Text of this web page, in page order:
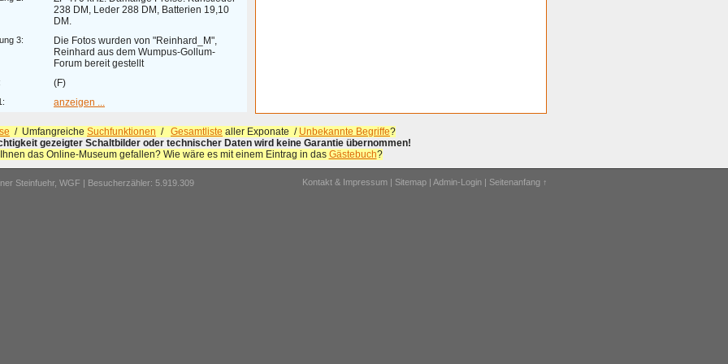
238 DM, Leder 288 DM, Batterien 19,10
DM.
3:
Die Fotos wurden von "Reinhard_M",
Reinhard aus dem Wumpus-Gollum-
Forum bereit gestellt
(F)
anzeigen ...
/ Umfangreiche Suchfunktionen / Gesamtliste aller Exponate / Unbekannte Begriffe?
gezeigter Schaltbilder oder technischer Daten wird keine Garantie übernommen!
das Online-Museum gefallen? Wie wäre es mit einem Eintrag in das Gästebuch?
Steinfuehr, WGF | Besucherzähler: 5.919.309 Kontakt & Impressum | Sitemap | Admin-Login | Seitenanfang ↑